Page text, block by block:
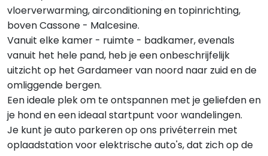
vloerverwarming, airconditioning en topinrichting,
boven Cassone - Malcesine.
Vanuit elke kamer - ruimte - badkamer, evenals
vanuit het hele pand, heb je een onbeschrijfelijk
uitzicht op het Gardameer van noord naar zuid en de
omliggende bergen.
Een ideale plek om te ontspannen met je geliefden en
je hond en een ideaal startpunt voor wandelingen.
Je kunt je auto parkeren op ons privéterrein met
oplaadstation voor elektrische auto's, dat zich op de